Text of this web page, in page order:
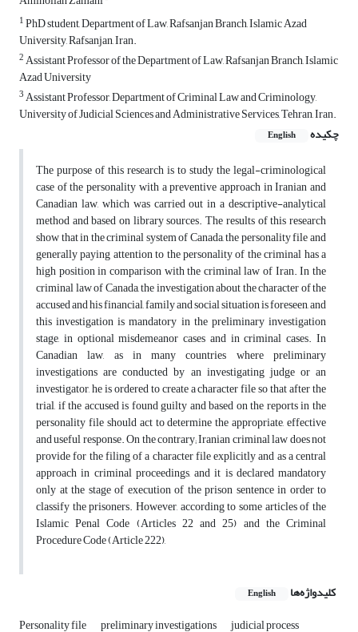
1PhD student, Department of Law, Rafsanjan Branch, Islamic Azad
University, Rafsanjan, Iran.
2Assistant Professor of the Department of Law, Rafsanjan Branch, Islamic
Azad University
3Assistant Professor, Department of Criminal Law and Criminology,
University of Judicial Sciences and Administrative Services, Tehran, Iran.
چکیده
English
The purpose of this research is to study the legal-criminological
case of the personality with a preventive approach in Iranian and
Canadian law, which was carried out in a descriptive-analytical
method and based on library sources. The results of this research
show that in the criminal system of Canada, the personality file and
generally paying attention to the personality of the criminal has a
high position in comparison with the criminal law of Iran. In the
criminal law of Canada, the investigation about the character of the
accused and his financial, family and social situation is foreseen, and
this investigation is mandatory in the preliminary investigation
stage, in optional misdemeanor cases and in criminal cases. In
Canadian law, as in many countries where preliminary
investigations are conducted by an investigating judge or an
investigator, he is ordered to create a character file so that after the
trial, if the accused is found guilty and based on the reports in the
personality file should act to determine the appropriate, effective
and useful response. On the contrary; Iranian criminal law does not
provide for the filing of a character file explicitly and as a central
approach in criminal proceedings, and it is declared mandatory
only at the stage of execution of the prison sentence in order to
classify the prisoners. However, according to some articles of the
Islamic Penal Code (Articles 22 and 25) and the Criminal
Procedure Code (Article 222),
کلیدواژه‌ها English
Personality file preliminary investigations judicial process